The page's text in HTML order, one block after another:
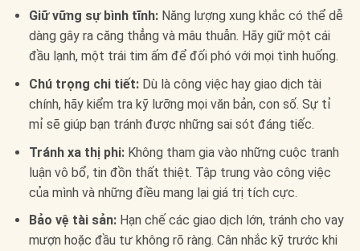
Giữ vững sự bình tĩnh:Năng lượng xung khắc có thể dễ
dàng gây ra căng thẳng và mâu thuẫn. Hãy giữ một cái
đầu lạnh, một trái tim ấm để đối phó với mọi tình huống.
Chú trọng chi tiết:Dù là công việc hay giao dịch tài
chính, hãy kiểm tra kỹ lưỡng mọi văn bản, con số. Sự tỉ
mỉ sẽ giúp bạn tránh được những sai sót đáng tiếc.
Tránh xa thị phi:Không tham gia vào những cuộc tranh
luận vô bổ, tin đồn thất thiệt. Tập trung vào công việc
của mình và những điều mang lại giá trị tích cực.
Bảo vệ tài sản:Hạn chế các giao dịch lớn, tránh cho vay
mượn hoặc đầu tư không rõ ràng. Cân nhắc kỹ trước khi